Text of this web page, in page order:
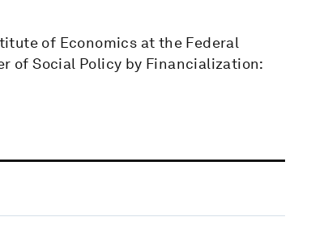
of Economics at the Federal
of Social Policy by Financialization: